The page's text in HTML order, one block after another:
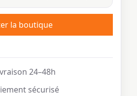
la boutique
24–48h
sécurisé